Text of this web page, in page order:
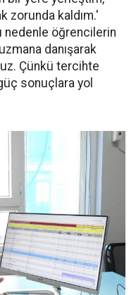
zorunda kaldım.'
nedenle öğrencilerin
danışarak
Çünkü tercihte
sonuçlara yol